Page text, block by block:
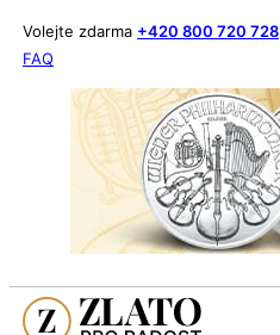
Volejte zdarma +420 800 720 728
FAQ